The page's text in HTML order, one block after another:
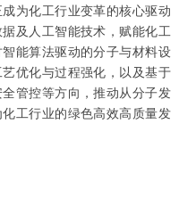
为化工行业变革的核心驱动
及人工智能技术，赋能化工
能算法驱动的分子与材料设
优化与过程强化，以及基于
管控等方向，推动从分子发
工行业的绿色高效高质量发